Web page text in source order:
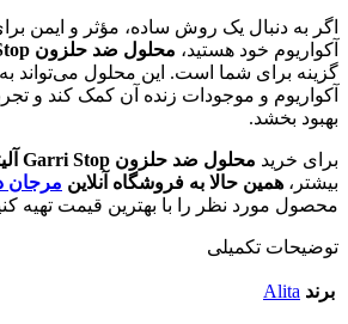
اگر به دنبال یک روش ساده، مؤثر و ایمن
آکواریوم خود هستید، محلول ضد حلزون Garri Stop آلیتا
گزینه برای شما است. این محلول
آکواریوم و موجودات زنده آن کمک کند و
بهبود بخشد.
برای خرید محلول ضد حلزون Garri Stop آلیتا
بیشتر، همین حالا به فروشگاه آنلاین مرجان
محصول مورد نظر را با بهترین قیمت تهیه
توضیحات تکمیلی
برند Alita